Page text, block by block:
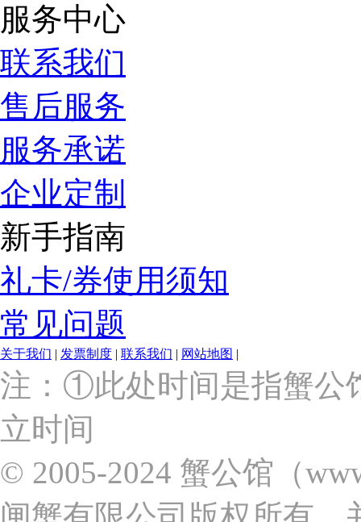
服务中心
联系我们
售后服务
服务承诺
企业定制
新手指南
礼卡/券使用须知
常见问题
关于我们 | 发票制度 | 联系我们 | 网站地图 |
上
海
市
浦
东
区
杨
注：①此处时间是指蟹公
立时间
© 2005-2024 蟹公馆（